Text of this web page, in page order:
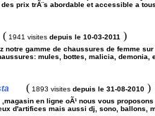
prix trÃ¨s abordable et accessible a
1941 visites depuis le 10-03-2011 )
notre gamme de chaussures de femme
mules, bottes, malicia, demonia,
( 1893 visites depuis le 31-08-2010 )
en ligne oÃ¹ nous vous
d'artifices mais aussi dj, sono, ballons,